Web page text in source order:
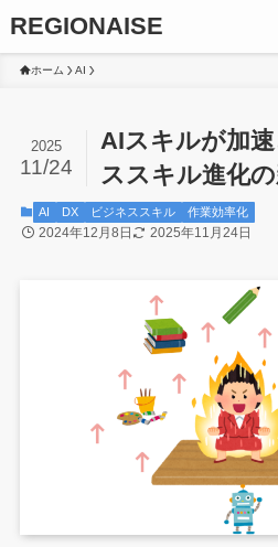
TOP
メッセージ
REGIONAISE
ホーム AI
AIスキルが加
ススキル進化
2025
11/24
AI DX ビジネススキル 作業効率化
2024年12月8日 2025年11月24日